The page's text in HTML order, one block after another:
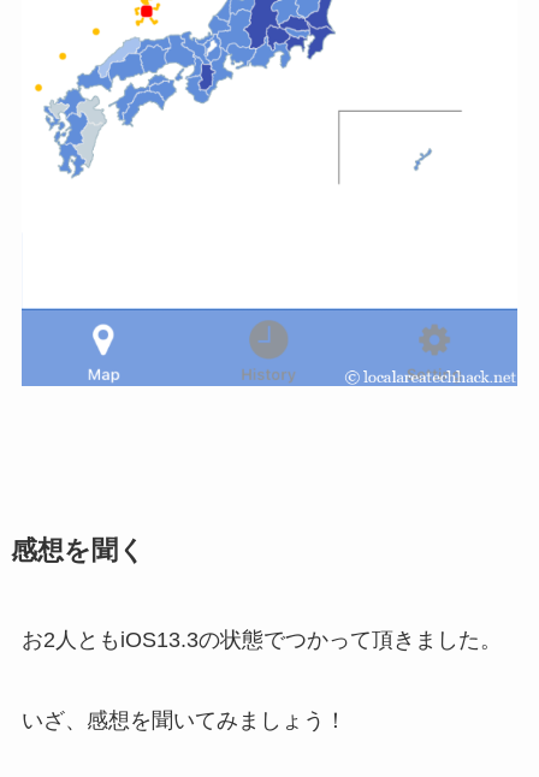
感想を聞く
お2人ともiOS13.3の状態でつかって頂きました。
いざ、感想を聞いてみましょう！